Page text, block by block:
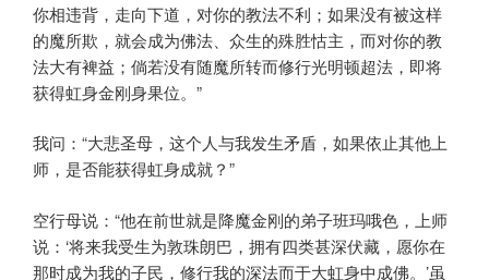
你相违背，走向下道，对你的教法不利；如果没有被这样
的魔所欺，就会成为佛法、众生的殊胜怙主，而对你的教
法大有裨益；倘若没有随魔所转而修行光明顿超法，即将
获得虹身金刚身果位。”
我问：“大悲圣母，这个人与我发生矛盾，如果依止其他上
师，是否能获得虹身成就？”
空行母说：“他在前世就是降魔金刚的弟子班玛哦色，上师
说：‘将来我受生为敦珠朗巴，拥有四类甚深伏藏，愿你在
那时成为我的子民，修行我的深法而于大虹身中成佛。’虽